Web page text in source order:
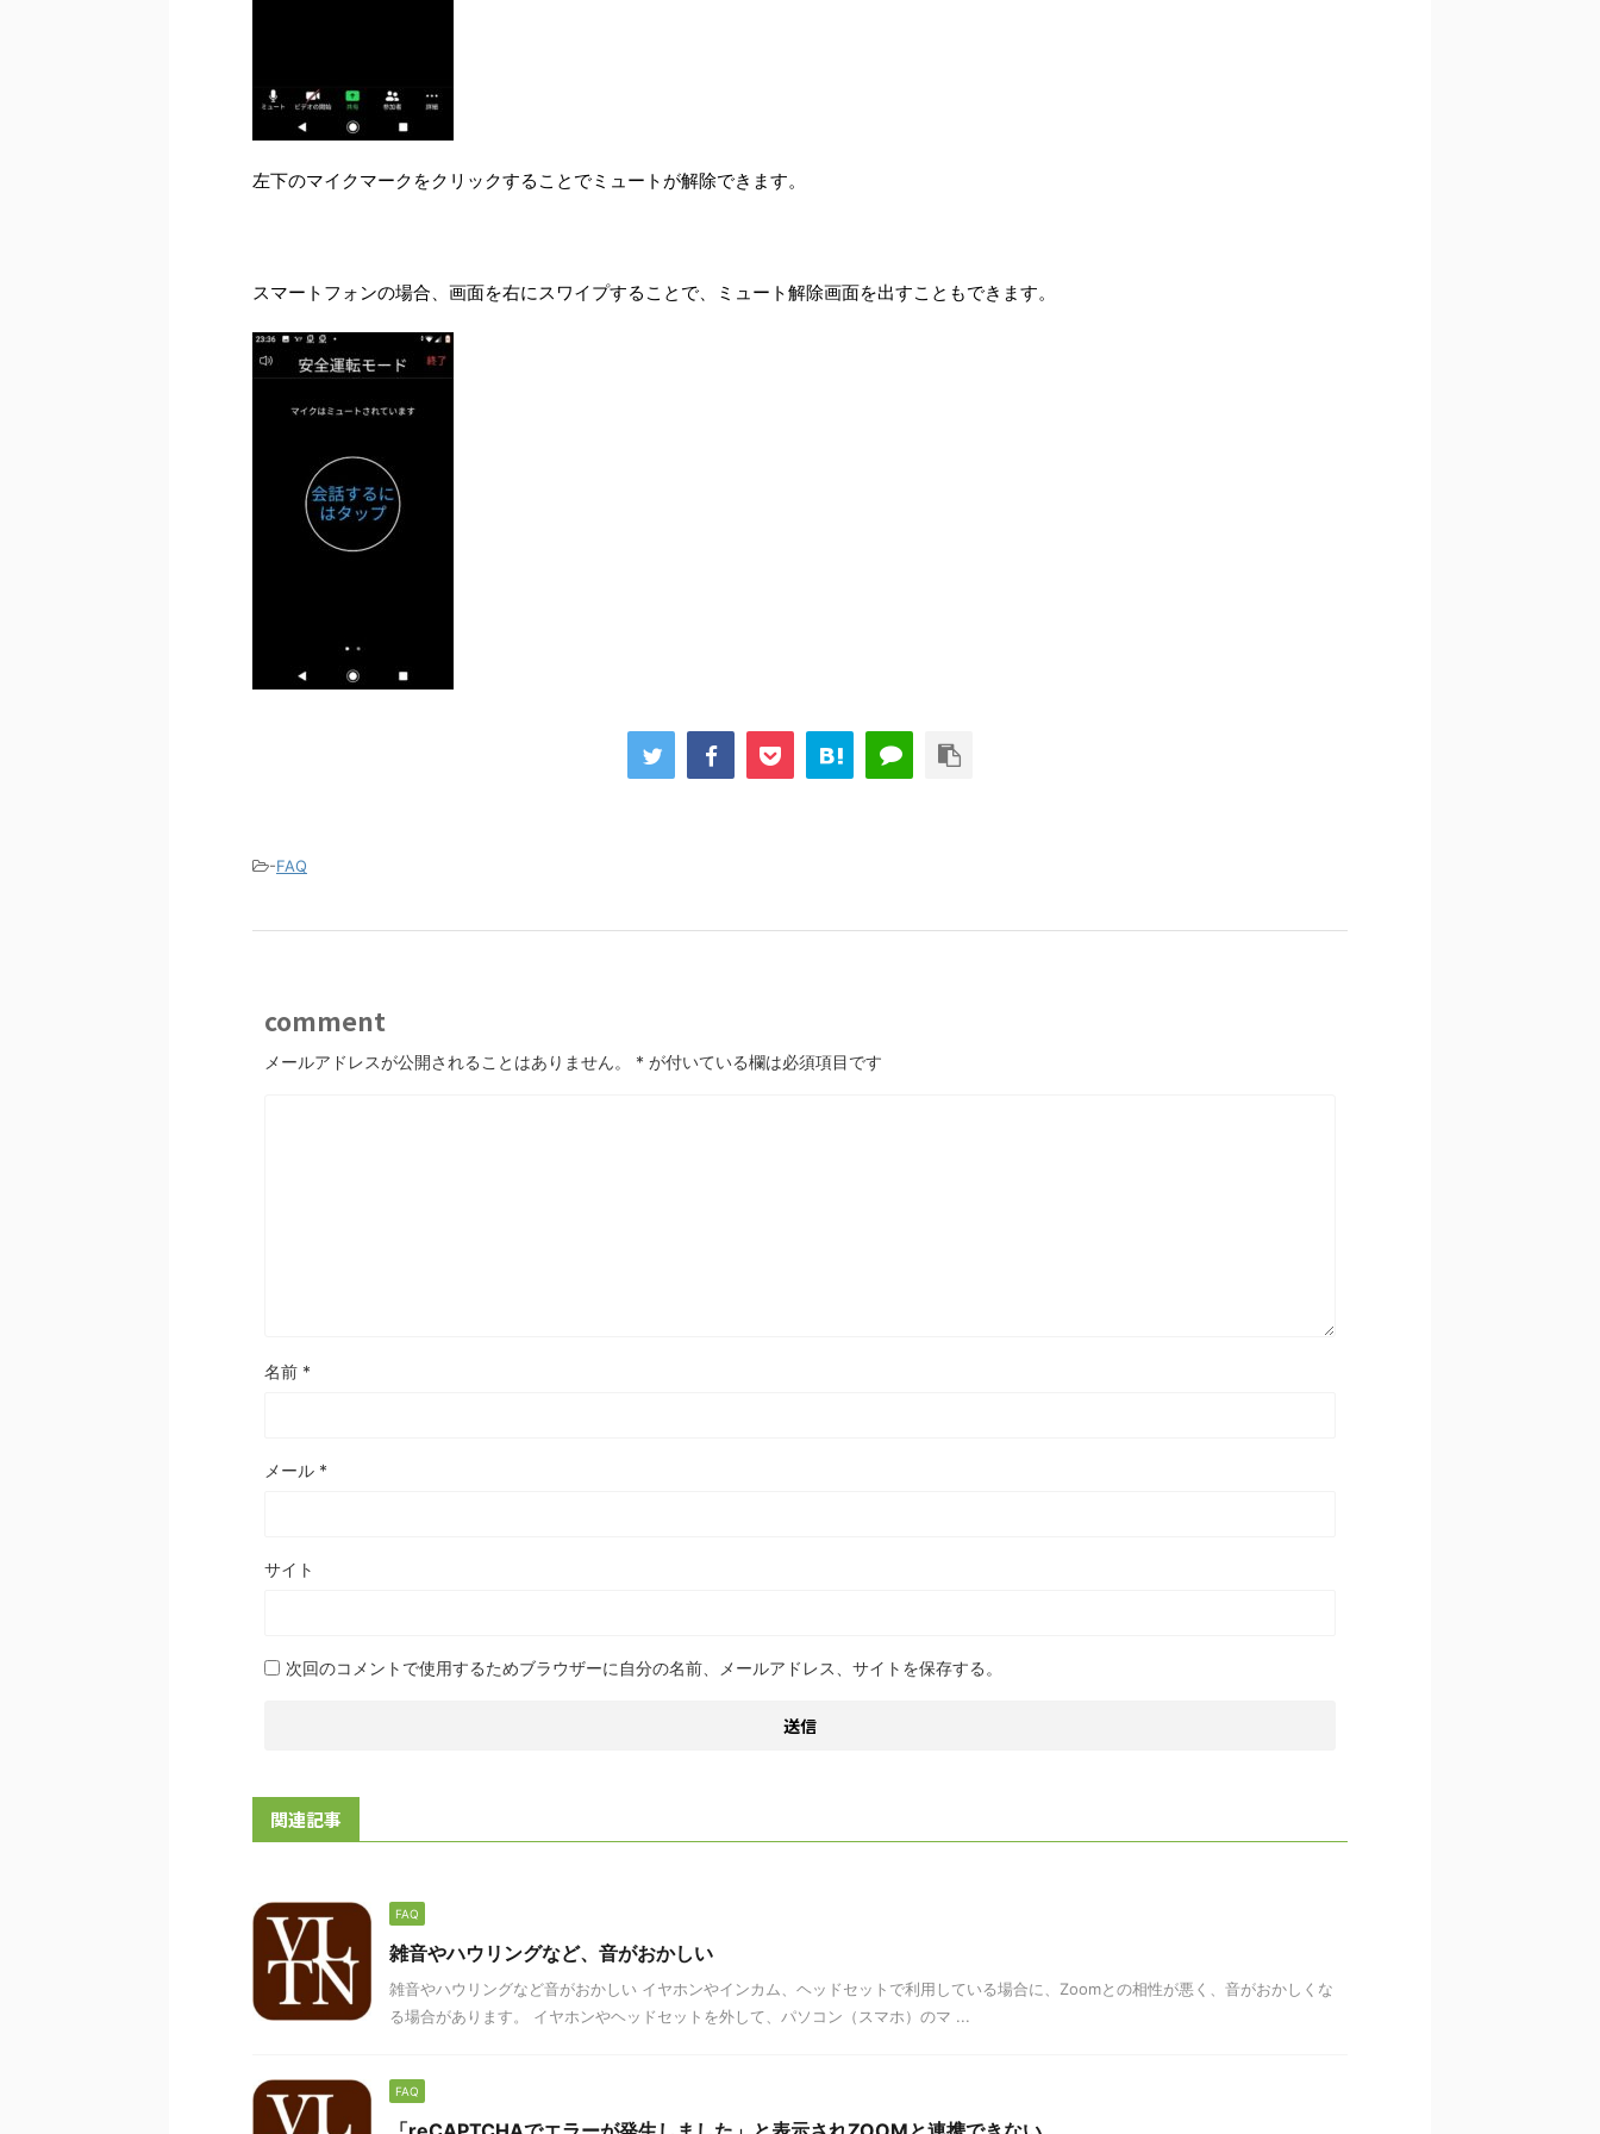
左下のマイクマークをクリックすることでミュートが解除できます。
スマートフォンの場合、画面を右にスワイプすることで、ミュート解除画面を出すこともできます。
-FAQ
comment
メールアドレスが公開されることはありません。 * が付いている欄は必須項目です
名前 *
メール *
サイト
次回のコメントで使用するためブラウザーに自分の名前、メールアドレス、サイトを保存する。
関連記事
FAQ
雑音やハウリングなど、音がおかしい
雑音やハウリングなど音がおかしい イヤホンやインカム、ヘッドセットで利用している場合に、Zoomとの相性が悪く、音がおかしくな
る場合があります。 イヤホンやヘッドセットを外して、パソコン（スマホ）のマ ...
FAQ